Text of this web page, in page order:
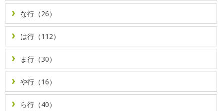
な行（26）
は行（112）
ま行（30）
や行（16）
ら行（40）